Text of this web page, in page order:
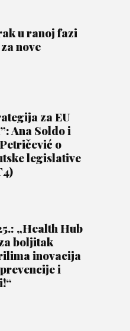
u ranoj fazi
nove
za EU
Ana Soldo i
o
legislative
„Health Hub
boljitak
inovacija
i